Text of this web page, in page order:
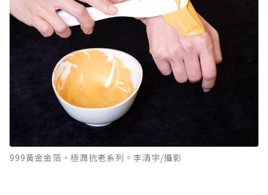
999黃金金箔·極潤抗老系列。李清宇/攝影